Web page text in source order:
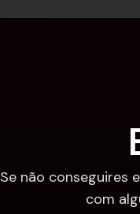
Se não conseguires
com